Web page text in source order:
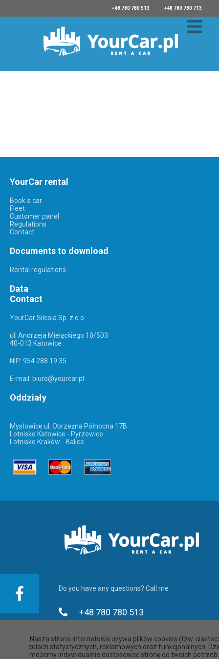
+48 780 780 513 +48 780 780 713
YourCar rental
Book a car
Fleet
Customer panel
Regulations
Contact
Documents to download
Rental regulations
Data
Contact
YourCar Silesia Sp. z o.o.
ul. Andrzeja Mielęckiego 10/503
40-013 Katowice
NIP: 954 288 19 35
E-mail: biuro@yourcar.pl
Oddziały
Mysłowice ul. Obrzeżna Północna 17B
Lotnisko Katowice - Pyrzowice
Lotnisko Kraków - Balice
Do you have any questions? Call me
+48 780 780 513
+48 780 780 713
Nasza strona internetowa używa plików cookies (tzw.
celach statystycznych, reklamowych oraz funkcjonalnych.
możemy indywidualnie dostosować stronę do twoich